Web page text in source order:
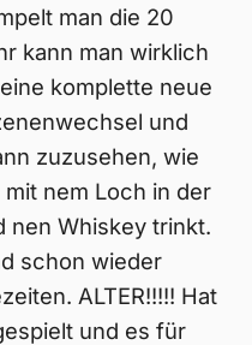
man die 20
kann man wirklich
komplette neue
und
zuzusehen, wie
nem Loch in der
nen Whiskey trinkt.
schon wieder
ALTER!!!!! Hat
und es für